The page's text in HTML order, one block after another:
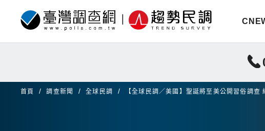
首頁 調查新聞 全球民調 【全球民調／美國】聖誕將至美公開習俗調查